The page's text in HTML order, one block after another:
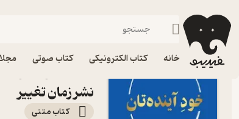
خانه کتاب الکترونیکی کتاب صوتی
فیدیبو کتاب الکترونیکی
نشر زمان تغییر
کتاب متنی